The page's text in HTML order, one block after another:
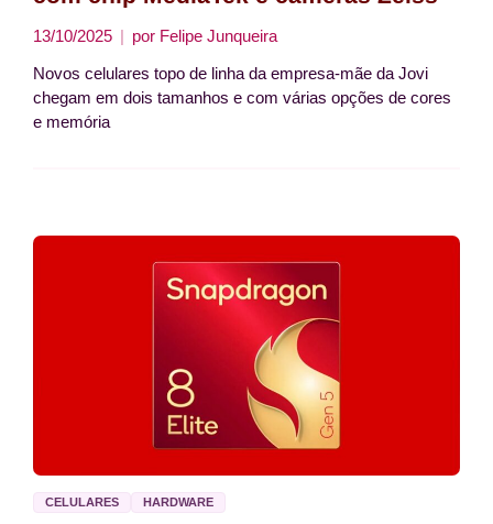
13/10/2025 por Felipe Junqueira
Novos celulares topo de linha da empresa-mãe da Jovi
chegam em dois tamanhos e com várias opções de cores
e memória
CELULARES HARDWARE